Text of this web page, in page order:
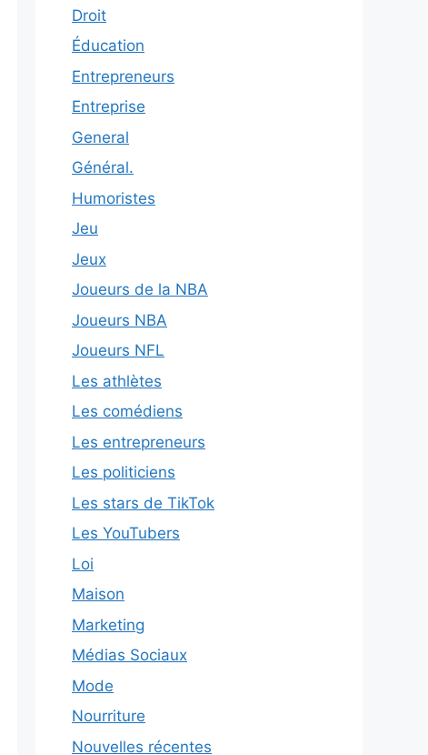
Droit
Éducation
Entrepreneurs
Entreprise
General
Général.
Humoristes
Jeu
Jeux
Joueurs de la NBA
Joueurs NBA
Joueurs NFL
Les athlètes
Les comédiens
Les entrepreneurs
Les politiciens
Les stars de TikTok
Les YouTubers
Loi
Maison
Marketing
Médias Sociaux
Mode
Nourriture
Nouvelles récentes